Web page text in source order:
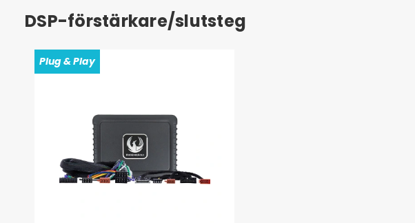
DSP-förstärkare/slutsteg
Plug & Play